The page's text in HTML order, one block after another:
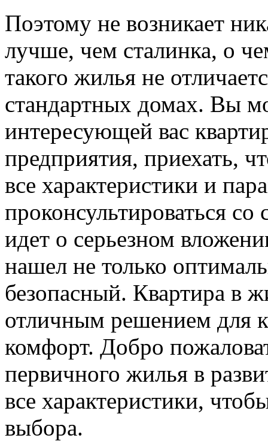
Поэтому не возникает
лучше, чем сталинка, о
такого жилья не
стандартных домах. Вы
интересующей вас
предприятия, приехать,
все характеристики и
проконсультироваться
идет о серьезном
нашел не только
безопасный. Квартира в
отличным решением для
комфорт. Добро
первичного жилья в
все характеристики,
выбора.